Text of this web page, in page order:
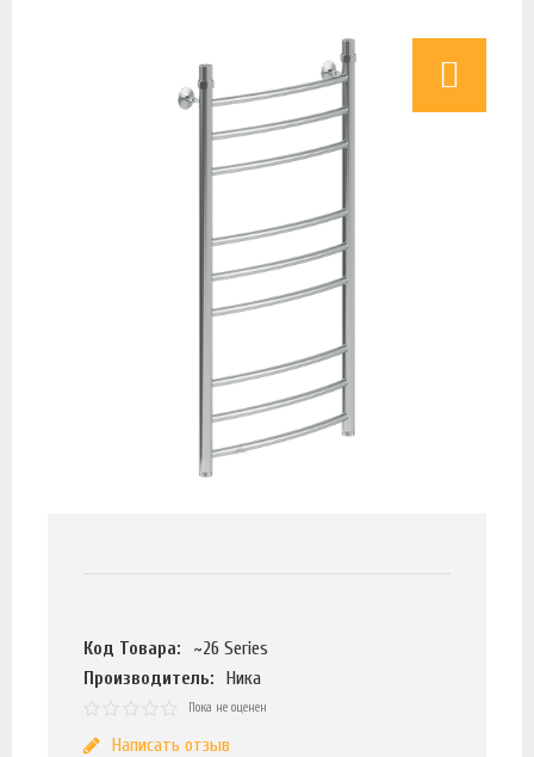
Код Товара:
~26 Series
Производитель:
Ника
Пока не оценен
Написать отзыв